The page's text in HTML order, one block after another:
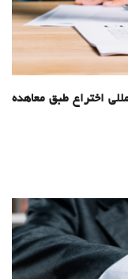
اختراع طبق معاهده